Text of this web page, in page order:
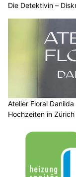
Die Detektivin –
Atelier Floral
Hochzeiten in Zürich